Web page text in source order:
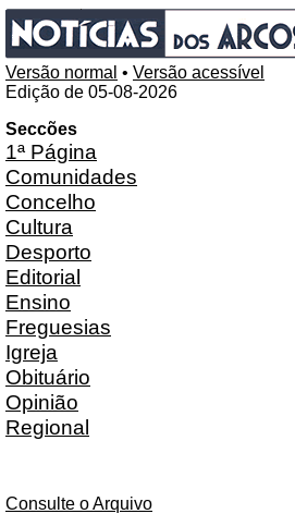
Versão normal • Versão acessível
Edição de 05-08-2026
Seccões
1ª Página
Comunidades
Concelho
Cultura
Desporto
Editorial
Ensino
Freguesias
Igreja
Obituário
Opinião
Regional
Consulte o Arquivo